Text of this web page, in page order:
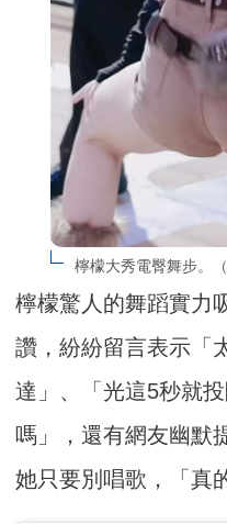
檸檬大秀電臀舞步。
檸檬驚人的舞蹈實力
讚，紛紛留言表示「
達」、「光這5秒就
嗎」，還有網友幽默
她只要別唱歌，「真